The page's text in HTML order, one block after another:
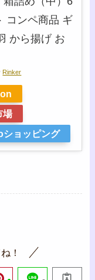
コンペ商品 ギ
から揚げ お
Rinker
場
ショッピング
！